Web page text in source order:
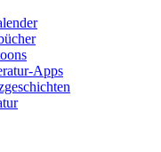
Apps